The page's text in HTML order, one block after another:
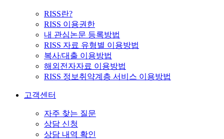
RISS란?
RISS 이용권한
내 관심논문 등록방법
RISS 자료 유형별 이용방법
복사/대출 이용방법
해외전자자료 이용방법
RISS 정보취약계층 서비스 이용방법
고객센터
자주 찾는 질문
상담 신청
상담 내역 확인